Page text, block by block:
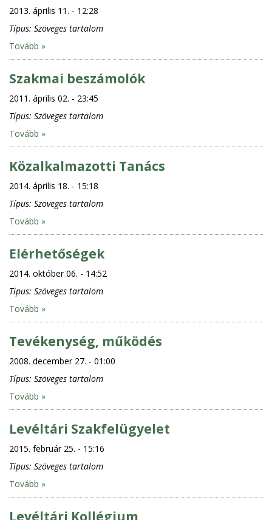
2013. április 11. - 12:28
Típus: Szöveges tartalom
Tovább »
Szakmai beszámolók
2011. április 02. - 23:45
Típus: Szöveges tartalom
Tovább »
Közalkalmazotti Tanács
2014. április 18. - 15:18
Típus: Szöveges tartalom
Tovább »
Elérhetőségek
2014. október 06. - 14:52
Típus: Szöveges tartalom
Tovább »
Tevékenység, működés
2008. december 27. - 01:00
Típus: Szöveges tartalom
Tovább »
Levéltári Szakfelügyelet
2015. február 25. - 15:16
Típus: Szöveges tartalom
Tovább »
Levéltári Kollégium